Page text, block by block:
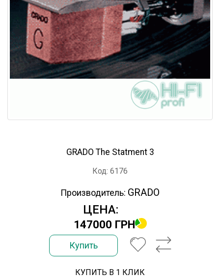
GRADO The Statment 3
Код: 6176
Производитель: GRADO
ЦЕНА:
147000 ГРН
Купить
КУПИТЬ В 1 КЛИК